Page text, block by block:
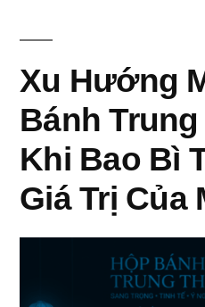
Xu Hướng
Bánh
Khi Bao Bì
Giá Trị Của